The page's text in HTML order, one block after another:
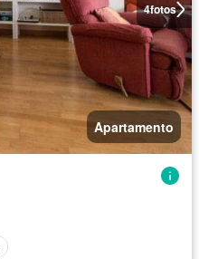
4fotos
Apartamento